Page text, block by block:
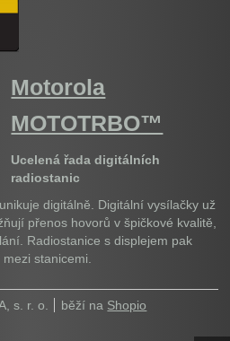
Motorola
MOTOTRBO™
Ucelená řada digitálních
radiostanic
digitálně. Digitální vysílačky už
přenos hovorů v špičkové kvalitě,
Radiostanice s displejem pak
stanicemi.
s. r. o. běží na Shopio